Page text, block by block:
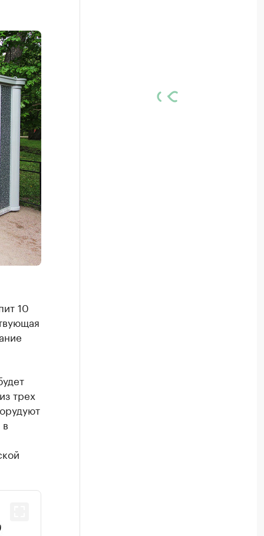
10
трех